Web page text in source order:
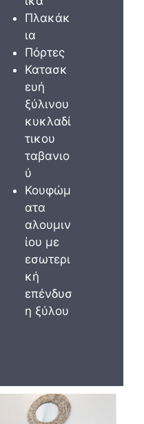
Πλακάκ
ια
Πόρτες
Κατασκ
ευή
ξύλινου
κυκλαδί
τικου
ταβανιο
ύ
Κουφώμ
ατα
αλουμιν
ίου με
εσωτερι
κή
επένδυσ
η ξύλου